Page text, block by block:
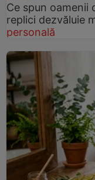
Ce spun oamenii
replici dezvăluie
personală